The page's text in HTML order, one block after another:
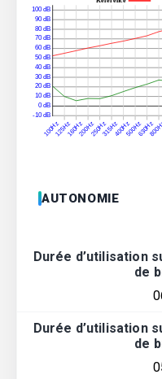
AUTONOMIE
Durée d’utilisation
de
Durée d’utilisation
de